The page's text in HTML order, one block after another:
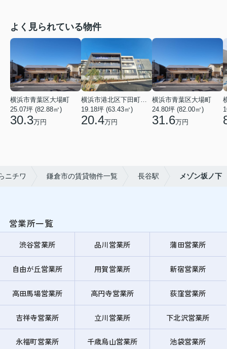
よく見られている物件
横浜市青葉区大場町
25.07坪 (82.88㎡)
30.3万円
19.18坪 (63.43㎡)
20.4万円
横浜市青葉区大場町
24.80坪 (82.00㎡)
31.6万円
ニチワ 鎌倉市の賃貸物件一覧 長谷駅 メゾン坂ノ下
営業所一覧
渋谷営業所 品川営業所 蒲田営業所
自由が丘営業所 用賀営業所 新宿営業所
高田馬場営業所 高円寺営業所 荻窪営業所
吉祥寺営業所 立川営業所 下北沢営業所
永福町営業所 千歳烏山営業所 池袋営業所